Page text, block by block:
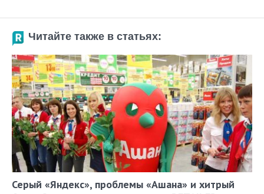
Читайте также в статьях:
Серый «Яндекс», проблемы «Ашана» и хитрый